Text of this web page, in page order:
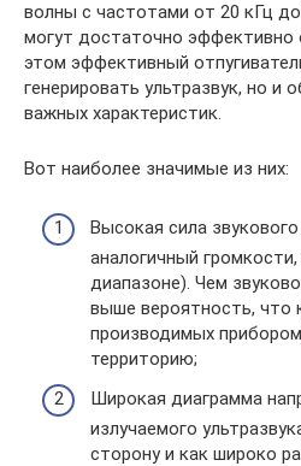
волны с частотами от 20 кГц
могут достаточно эффективно
этом эффективный
генерировать ультразвук, но и
важных характеристик.
Вот наиболее значимые из них:
Высокая сила
аналогичный
диапазоне). Чем
выше вероятность, что
производимых
территорию;
Широкая диаграмма
излучаемого
сторону и как широко